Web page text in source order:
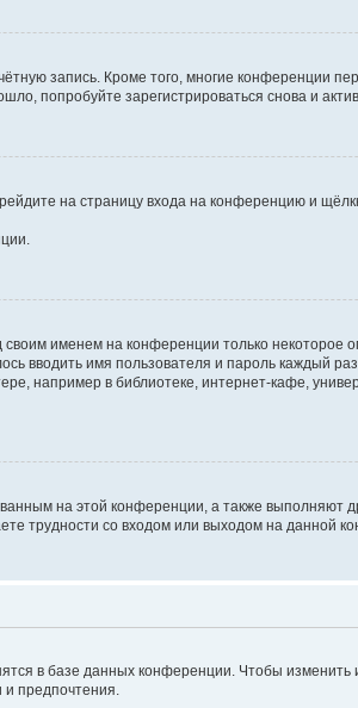
запись. Кроме того, многие конференции
попробуйте зарегистрироваться снова и
на страницу входа на конференцию и
своим именем на конференции только некоторое
вводить имя пользователя и пароль каждый
например в библиотеке, интернет-кафе,
на этой конференции, а также выполняют
трудности со входом или выходом на данной
в базе данных конференции. Чтобы
и предпочтения.